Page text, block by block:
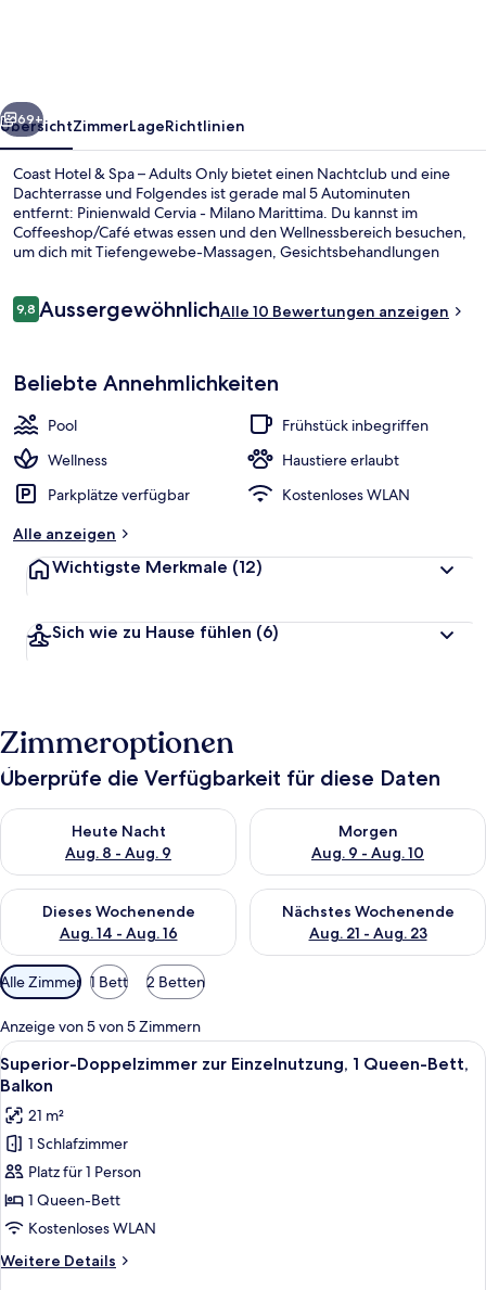
Only
Weiter
69+
ÜbersichtZimmerLageRichtlinien
Coast Hotel & Spa – Adults Only bietet einen Nachtclub und eine
Dachterrasse und Folgendes ist gerade mal 5 Autominuten
entfernt: Pinienwald Cervia - Milano Marittima. Du kannst im
Coffeeshop/Café etwas essen und den Wellnessbereich besuchen,
um dich mit Tiefengewebe-Massagen, Gesichtsbehandlungen
bieten die Zimmer tolle Highlights wie italienische Bettbezüge von
Bewertungen
9,89,8 von 10.
AussergewöhnlichAlle 10 Bewertungen anzeigen
Beliebte Annehmlichkeiten
Pool
Frühstück inbegriffen
Wellness
Haustiere erlaubt
Parkplätze verfügbar
Kostenloses WLAN
Alle anzeigen
Wichtigste Merkmale (12)
Sich wie zu Hause fühlen (6)
Zimmeroptionen
Überprüfe die Verfügbarkeit für diese Daten
Heute Nacht
Aug. 8 - Aug. 9
Überprüfe die Verfügbarkeit für heute Nacht, Aug. 8 - Aug. 9.
Morgen
Aug. 9 - Aug. 10
Überprüfe die Verfügbarkeit
Dieses Wochenende
Aug. 14 - Aug. 16
Überprüfe die Verfügbarkeit für dieses Wochenende, Aug. 14
Nächstes Wochenende
Aug. 21 - Aug. 23
Überprüfe die Verfügbarkeit
Verfügbare
Filter
für
Zimmer
Alle Zimmer 1 Bett 2 Betten
Anzeige von 5 von 5 Zimmern
Alle
Fotos
für
Superior-
Doppelzimmer
zur
Einzelnutzung,
1
Queen-
Bett,
Italienische Bettbezüge von Frette,
5
Superior-Doppelzimmer zur Einzelnutzung, 1 Queen-Bett,
Balkon
21 m²
1 Schlafzimmer
Platz für 1 Person
1 Queen-Bett
Kostenloses WLAN
Weitere Details
Weitere